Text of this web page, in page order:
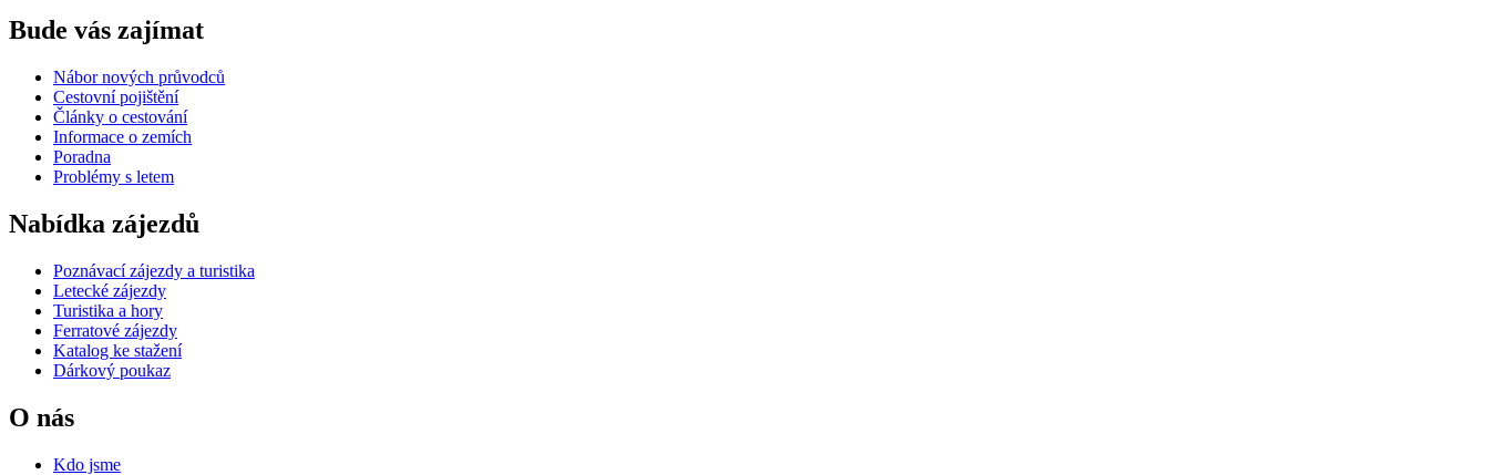
Bude vás zajímat
Nábor nových průvodců
Cestovní pojištění
Články o cestování
Informace o zemích
Poradna
Problémy s letem
Nabídka zájezdů
Poznávací zájezdy a turistika
Letecké zájezdy
Turistika a hory
Ferratové zájezdy
Katalog ke stažení
Dárkový poukaz
O nás
Kdo jsme